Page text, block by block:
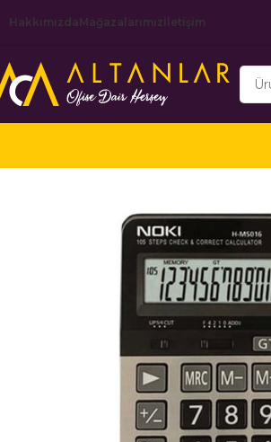
HakkımızdaMağazalarımız İletişim